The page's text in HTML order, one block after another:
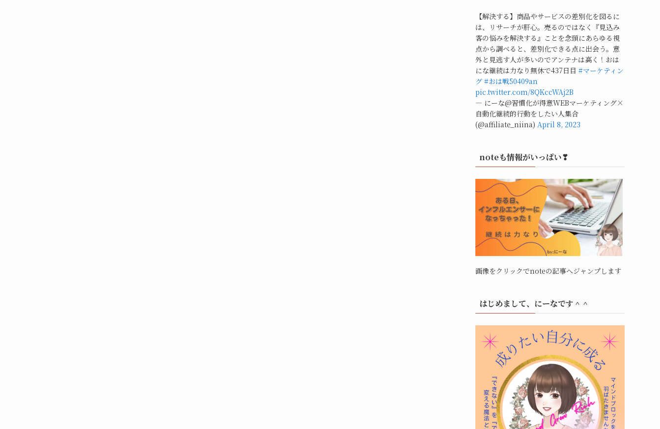
【解決する】商品やサービスの差別化を図るに
は、リサーチが肝心。売るのではなく『見込み
客の悩みを解決する』ことを念頭にあらゆる視
点から調べると、差別化できる点に出会う。意
外と見逃す人が多いのでアンテナは高く！おは
にな継続は力なり無休で437日目 #マーケティン
グ #おは戦50409an
pic.twitter.com/8QKccWAj2B
— にーな@習慣化が得意WEBマーケティング×
自動化継続的行動をしたい人集合
(@affiliate_niina) April 8, 2023
noteも情報がいっぱい❣
画像をクリックでnoteの記事へジャンプします
はじめまして、にーなです＾＾